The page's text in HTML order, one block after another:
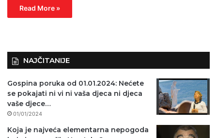
Read More »
NAJČITANIJE
Gospina poruka od 01.01.2024: Nećete
se pokajati ni vi ni vaša djeca ni djeca
vaše djece…
01/01/2024
Koja je najveća elementarna nepogoda